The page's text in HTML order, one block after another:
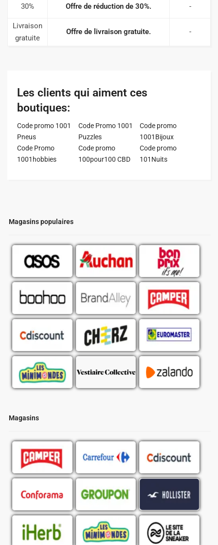
Magasins populaires
Magasins
30% Offre de réduction de 30%. -
Livraison
gratuite
Offre de livraison gratuite. -
Les clients qui aiment ces
boutiques:
Code promo 1001
Pneus
Code Promo 1001
Puzzles
Code promo
1001Bijoux
Code Promo
1001hobbies
Code promo
100pour100 CBD
Code promo
101Nuits